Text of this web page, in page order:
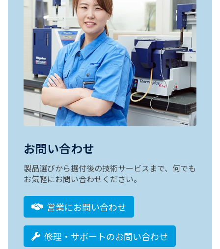
お問い合わせ
製品選びから据付後の技術サービスまで、何でも
お気軽にお問い合わせください。
営業にお問い合わせ
修理・サポートのお問い合わせ